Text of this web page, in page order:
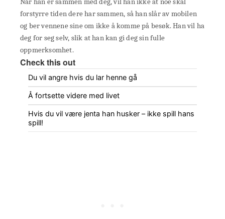
forstyrre tiden dere har sammen, så han slår av mobilen
og ber vennene sine om ikke å komme på besøk. Han vil ha
deg for seg selv, slik at han kan gi deg sin fulle
oppmerksomhet.
Check this out
Du vil angre hvis du lar henne gå
Å fortsette videre med livet
Hvis du vil være jenta han husker – ikke spill hans
spill!